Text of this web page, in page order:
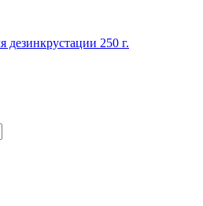
дезинкрустации 250 г.